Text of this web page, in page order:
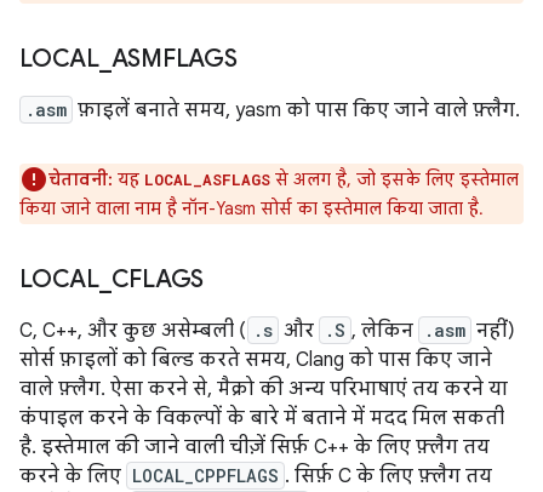
LOCAL_ ASMFLAGS
.asm फ़ाइलें बनाते समय, yasm को पास किए जाने वाले फ़्लैग.
चेतावनी: यह LOCAL_ASFLAGS से अलग है, जो इसके लिए इस्तेमाल
किया जाने वाला नाम है नॉन-Yasm सोर्स का इस्तेमाल किया जाता है.
LOCAL_ CFLAGS
C, C++, और कुछ असेम्बली ( .s और .S , लेकिन .asm नहीं)
सोर्स फ़ाइलों को बिल्ड करते समय, Clang को पास किए जाने
वाले फ़्लैग. ऐसा करने से, मैक्रो की अन्य परिभाषाएं तय करने या
कंपाइल करने के विकल्पों के बारे में बताने में मदद मिल सकती
है. इस्तेमाल की जाने वाली चीज़ें सिर्फ़ C++ के लिए फ़्लैग तय
करने के लिए LOCAL_CPPFLAGS . सिर्फ़ C के लिए फ़्लैग तय